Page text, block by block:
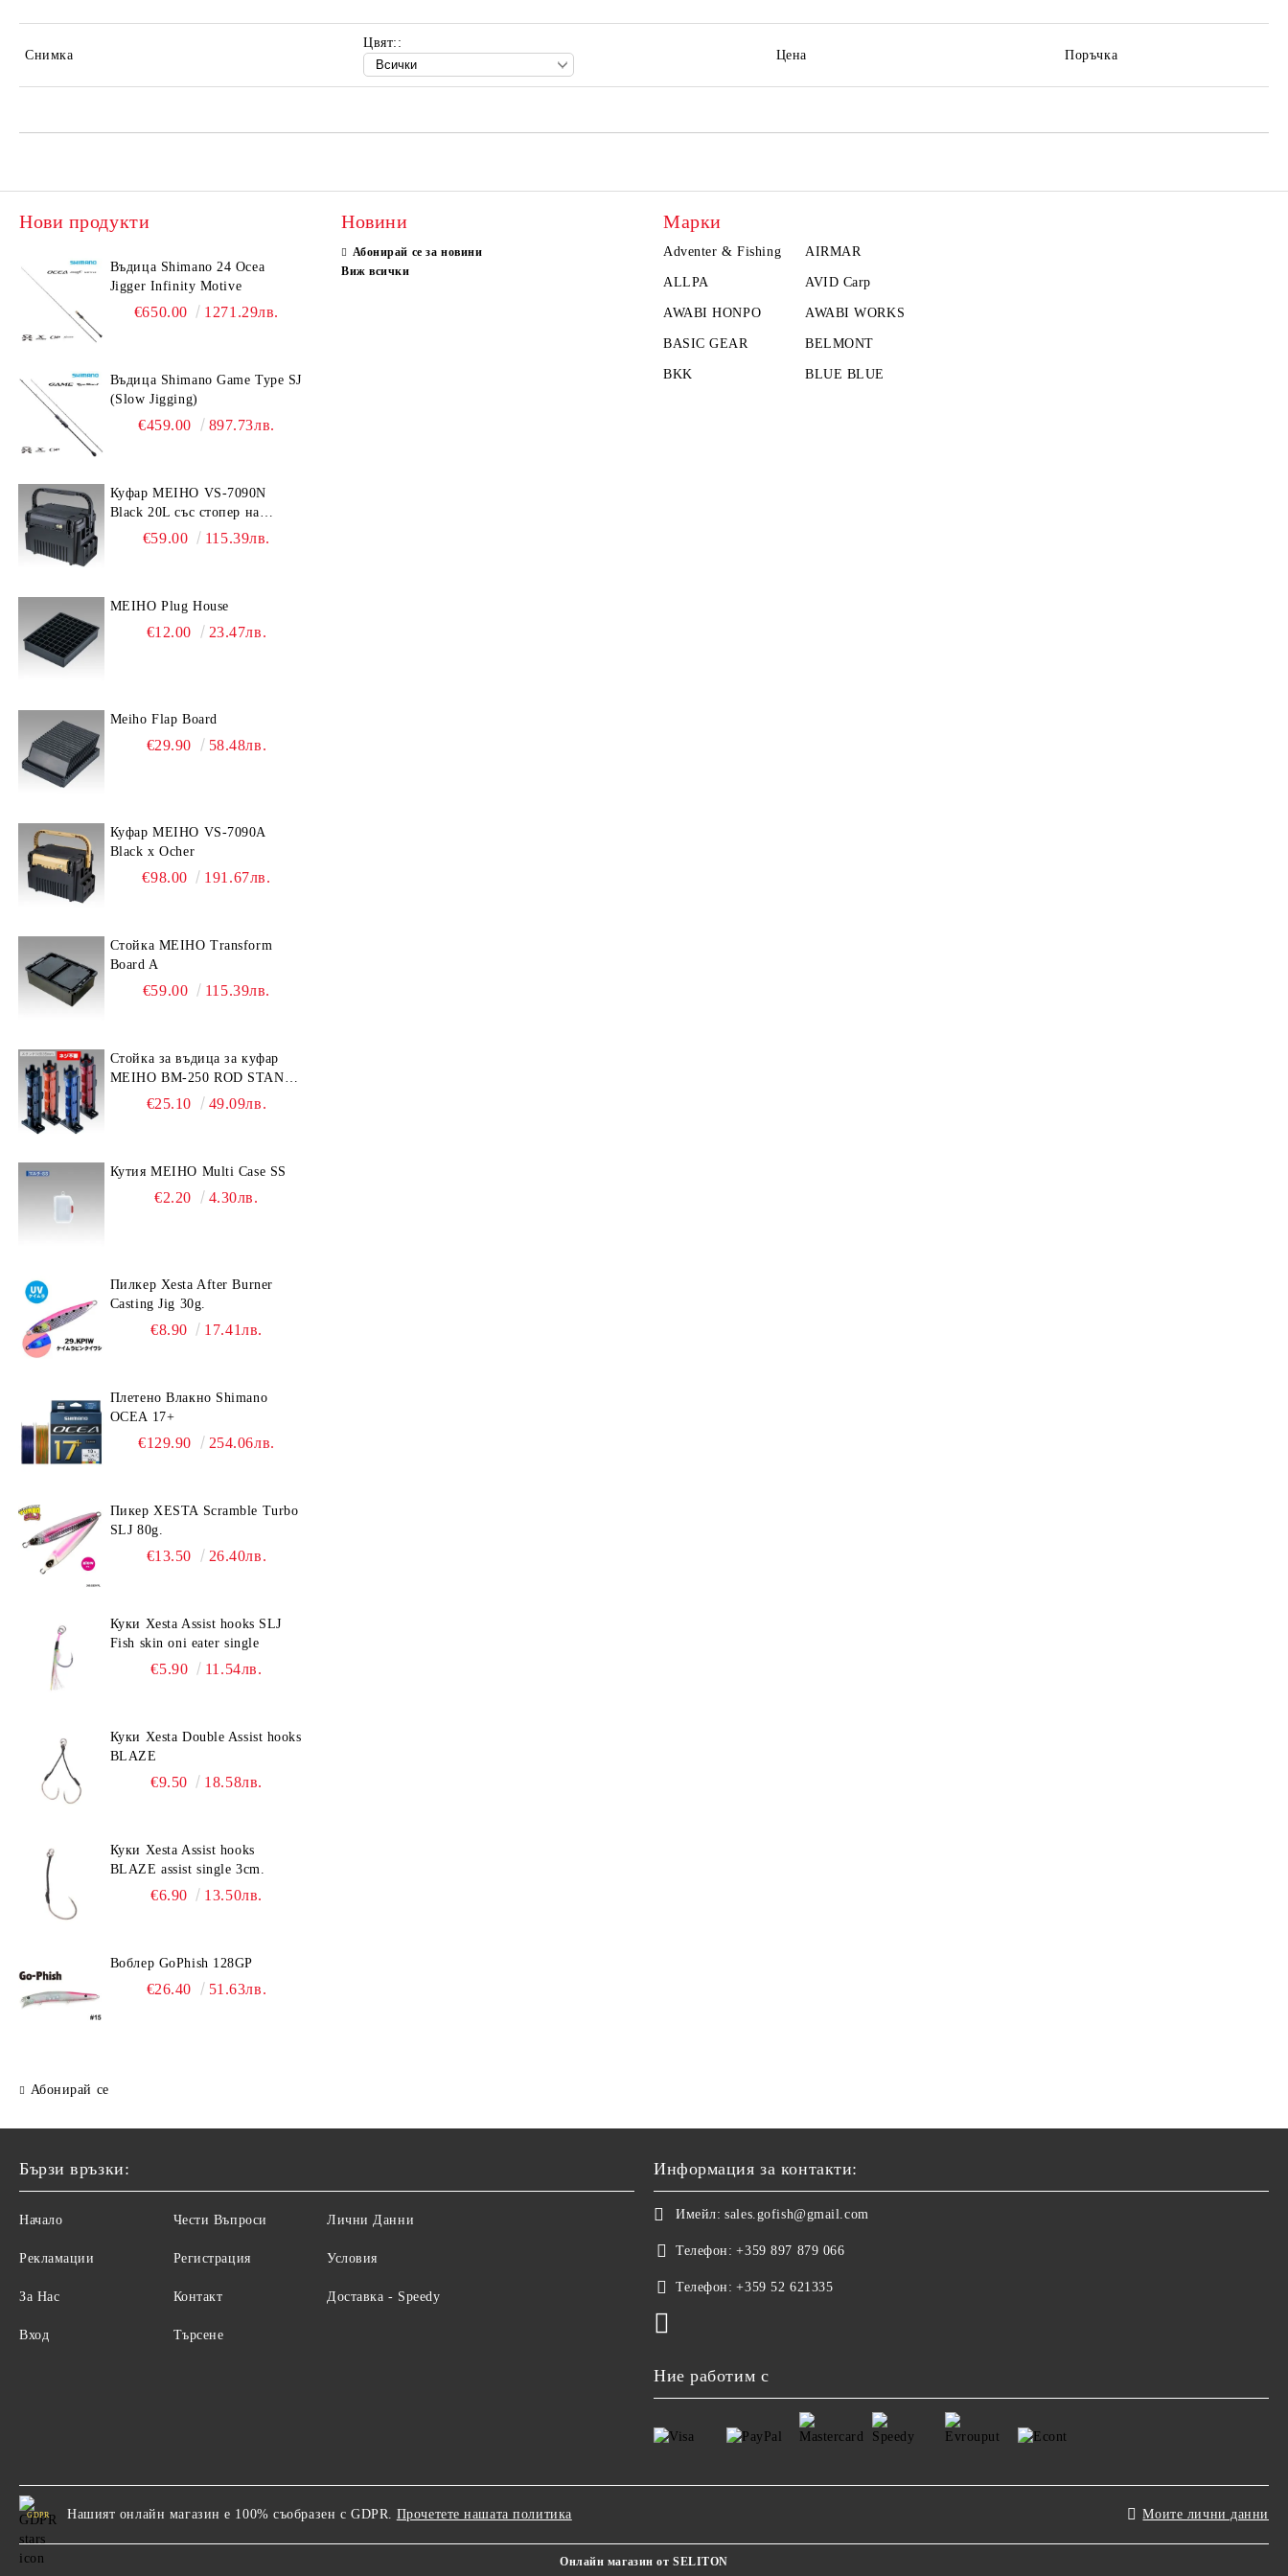
Снимка
Цвят::
Цена
Поръчка
Нови продукти
Въдица Shimano 24 Ocea
Jigger Infinity Motive
€650.00 1271.29лв.
Въдица Shimano Game Type SJ
(Slow Jigging)
€459.00 897.73лв.
Куфар MEIHO VS-7090N
Black 20L със стопер на
дръжката€59.00 115.39лв.
MEIHO Plug House
€12.00 23.47лв.
Meiho Flap Board
€29.90 58.48лв.
Куфар MEIHO VS-7090A
Black x Ocher
€98.00 191.67лв.
Стойка MEIHO Transform
Board A
€59.00 115.39лв.
Стойка за въдица за куфар
MEIHO BM-250 ROD STAND
-Light Blue/Black color
€25.10 49.09лв.
Кутия MEIHO Multi Case SS
€2.20 4.30лв.
Пилкер Xesta After Burner
Casting Jig 30g.
€8.90 17.41лв.
Плетено Влакно Shimano
OCEA 17+
€129.90 254.06лв.
Пикер XESTA Scramble Turbo
SLJ 80g.
€13.50 26.40лв.
Куки Xesta Assist hooks SLJ
Fish skin oni eater single
€5.90 11.54лв.
Куки Xesta Double Assist hooks
BLAZE
€9.50 18.58лв.
Куки Xesta Assist hooks
BLAZE assist single 3cm.
€6.90 13.50лв.
Воблер GoPhish 128GP
€26.40 51.63лв.
Абонирай се
Новини
Абонирай се за новини
Виж всички
Марки
Adventer & Fishing AIRMAR
ALLPA AVID Carp
AWABI HONPO AWABI WORKS
BASIC GEAR BELMONT
BKK BLUE BLUE
Бързи връзки:
Начало
Рекламации
За Нас
Вход
Чести Въпроси
Регистрация
Контакт
Търсене
Лични Данни
Условия
Доставка - Speedy
Информация за контакти:
Имейл: sales.gofish@gmail.com
Телефон: +359 897 879 066
Телефон: +359 52 621335
Ние работим с
GDPR Нашият онлайн магазин е 100% съобразен с GDPR. Прочетете нашата политика Моите лични данни
Онлайн магазин от SELITON